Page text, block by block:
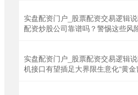
实盘配资门户_股票配资交易逻辑
配资炒股公司靠谱吗？警惕这些风
实盘配资门户_股票配资交易逻辑
机接口有望插足大界限生意化“黄金